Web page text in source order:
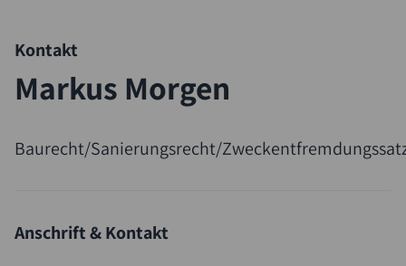
Kontakt
Markus Morgen
Baurecht/Sanierungsrecht/
Anschrift & Kontakt
Suche